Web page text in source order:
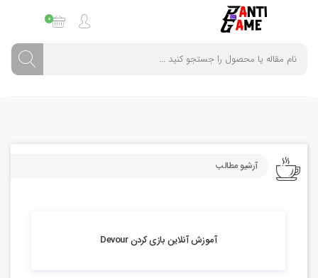
0
آرشیو مطالب
آموزش آنلاین بازی کردن Devour